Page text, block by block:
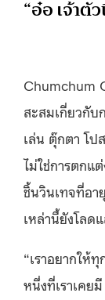
“อ๋อ เจ้าตั
Chumchum
สะสมเกี่ยวกับ
เล่น ตุ๊กตา โป
ไม่ใช่การตกแ
ชิ้นวินเทจที่อา
เหล่านี้ยังโลด
“เราอยากให้
หนึ่งที่เราเคย